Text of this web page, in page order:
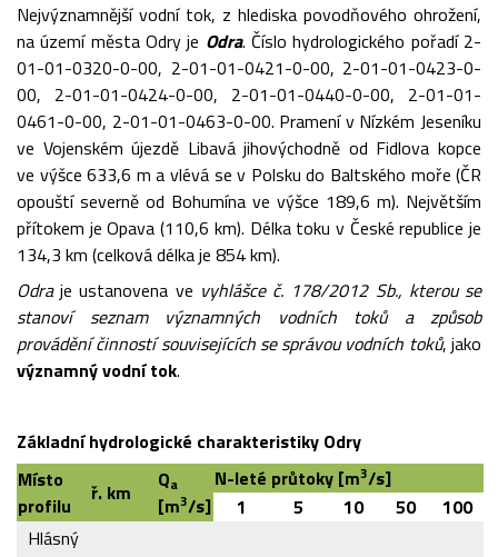
Nejvýznamnější vodní tok, z hlediska povodňového ohrožení,
na území města Odry je Odra. Číslo hydrologického pořadí 2-
01-01-0320-0-00, 2-01-01-0421-0-00, 2-01-01-0423-0-
00, 2-01-01-0424-0-00, 2-01-01-0440-0-00, 2-01-01-
0461-0-00, 2-01-01-0463-0-00. Pramení v Nízkém Jeseníku
ve Vojenském újezdě Libavá jihovýchodně od Fidlova kopce
ve výšce 633,6 m a vlévá se v Polsku do Baltského moře (ČR
opouští severně od Bohumína ve výšce 189,6 m). Největším
přítokem je Opava (110,6 km). Délka toku v České republice je
134,3 km (celková délka je 854km).
Odraje ustanovena ve vyhlášce č. 178/2012 Sb., kterou se
stanoví seznam významných vodních toků a způsob
provádění činností souvisejících se správou vodních toků, jako
významný vodní tok.
Základní hydrologické charakteristiky Odry
Místo
profilu
ř. km Qa
[m3/s]
N-leté průtoky [m3/s]
1
5 10 50
100
Hlásný